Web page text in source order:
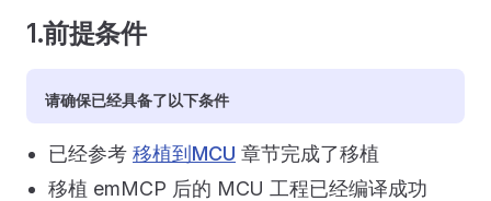
1.前提条件
请确保已经具备了以下条件
已经参考 移植到MCU 章节完成了移植
移植 emMCP 后的 MCU 工程已经编译成功